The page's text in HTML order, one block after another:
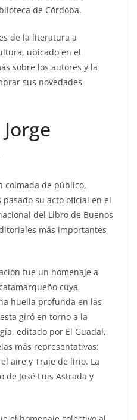
de Córdoba.
de la literatura a
ubicado en el
sobre los autores y la
sus novedades
colmada de público,
su acto oficial en el
del Libro de Buenos
más importantes
fue un homenaje a
cuya
huella profunda en las
giró en torno a la
editado por El Guadal,
más representativas:
aire y Traje de lirio. La
de José Luis Astrada y